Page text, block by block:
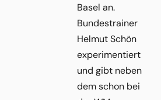
Basel an.
Bundestrainer
Helmut Schön
experimentiert
und gibt neben
dem schon bei